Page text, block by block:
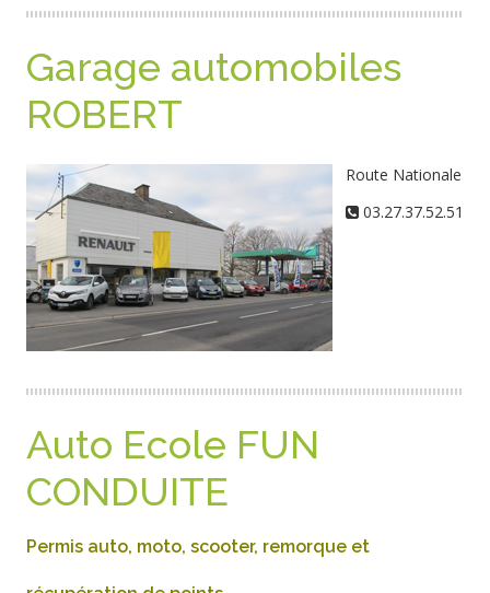
Garage automobiles
ROBERT
Route Nationale
03.27.37.52.51
Auto Ecole FUN
CONDUITE
Permis auto, moto, scooter, remorque et